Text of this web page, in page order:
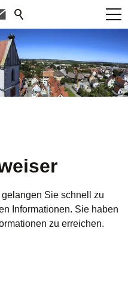
Sie schnell zu
Informationen. Sie haben
zu erreichen.